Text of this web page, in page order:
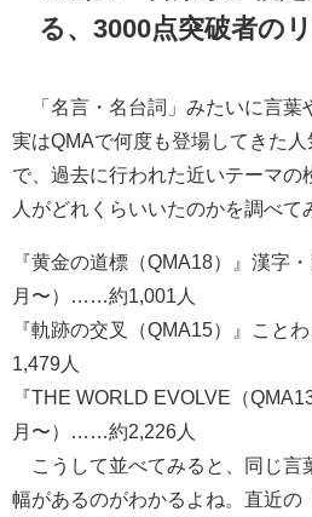
る、3000点突破者の
「名言・名台詞」みたいに言葉
実はQMAで何度も登場してきた
で、過去に行われた近いテーマの
人がどれくらいいたのかを調べて
『黄金の道標（QMA18）』漢字
月〜）……約1,001人
『軌跡の交叉（QMA15）』こと
1,479人
『THE WORLD EVOLVE（
月〜）……約2,226人
こうして並べてみると、同じ言
幅があるのがわかるよね。直近の